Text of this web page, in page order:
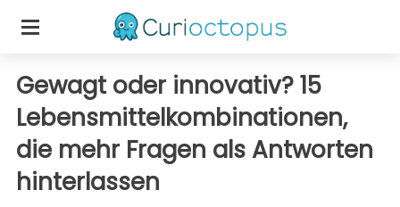
Gewagt oder innovativ? 15
Lebensmittelkombinationen,
die mehr Fragen als Antworten
hinterlassen